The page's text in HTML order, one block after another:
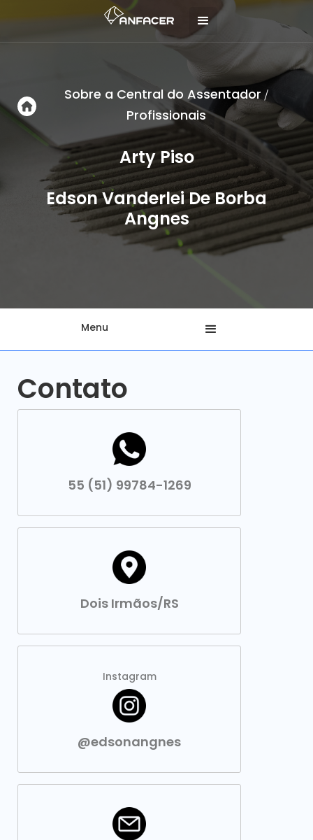
Sobre a Central do Assentador /
Profissionais
Arty Piso
Edson Vanderlei De Borba
Angnes
Menu
Contato
55 (51) 99784-1269
Dois Irmãos/RS
Instagram
@edsonangnes